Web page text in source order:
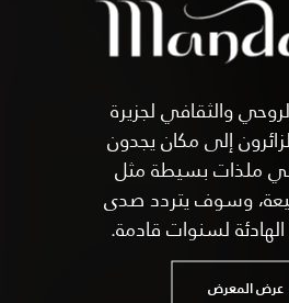
والثقافي لجزيرة
إلى مكان يجدون
ملذات بسيطة مثل
وسوف يتردد صدى
لسنوات قادمة.
عرض المعرض